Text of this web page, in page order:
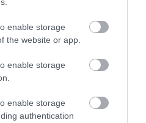
enable storage
the website or app.
enable storage
enable storage
authentication